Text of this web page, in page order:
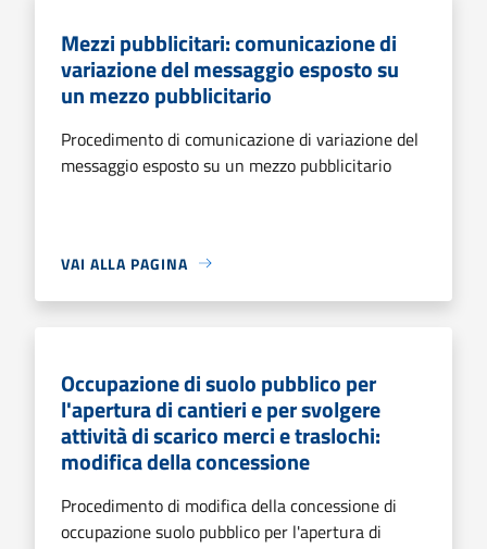
Mezzi pubblicitari: comunicazione di
variazione del messaggio esposto su
un mezzo pubblicitario
Procedimento di comunicazione di variazione del
messaggio esposto su un mezzo pubblicitario
VAI ALLA PAGINA
Occupazione di suolo pubblico per
l'apertura di cantieri e per svolgere
attività di scarico merci e traslochi:
modifica della concessione
Procedimento di modifica della concessione di
occupazione suolo pubblico per l'apertura di